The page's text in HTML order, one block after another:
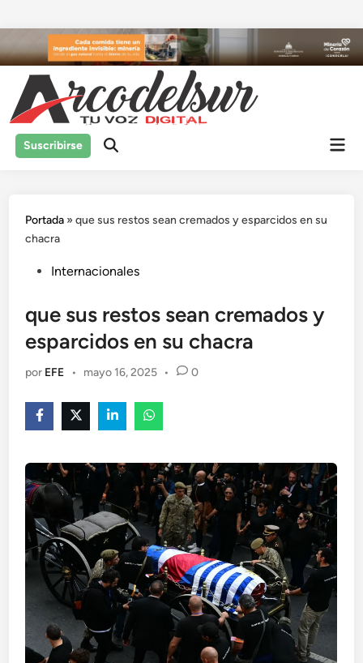
al
contenido
Suscribirse
Portada »que sus restos sean cremados y esparcidos en su
chacra
Publicado
Internacionales
que sus restos sean cremados y
esparcidos en su chacra
por EFE • mayo 16, 2025 • 0